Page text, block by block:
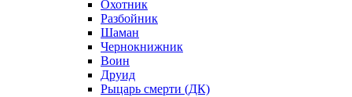
Охотник
Разбойник
Шаман
Чернокнижник
Воин
Друид
Рыцарь смерти (ДК)